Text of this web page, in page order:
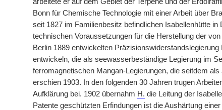
Bonn für Chemische Technologie mit einer Arbeit über
seit 1827 im Familienbesitz befindlichen Isabellenhütte
technischen Voraussetzungen für die Herstellung der
Berlin 1889 entwickelten
entwickeln, die als seewasserbeständige Legierung im
ferromagnetischen Mangan-Legierungen, die seitdem
erschien 1903. In den folgenden 30 Jahren trugen
Aufklärung bei. 1902 übernahm H. die Leitung der
Patente geschützten Erfindungen ist die Aushärtung